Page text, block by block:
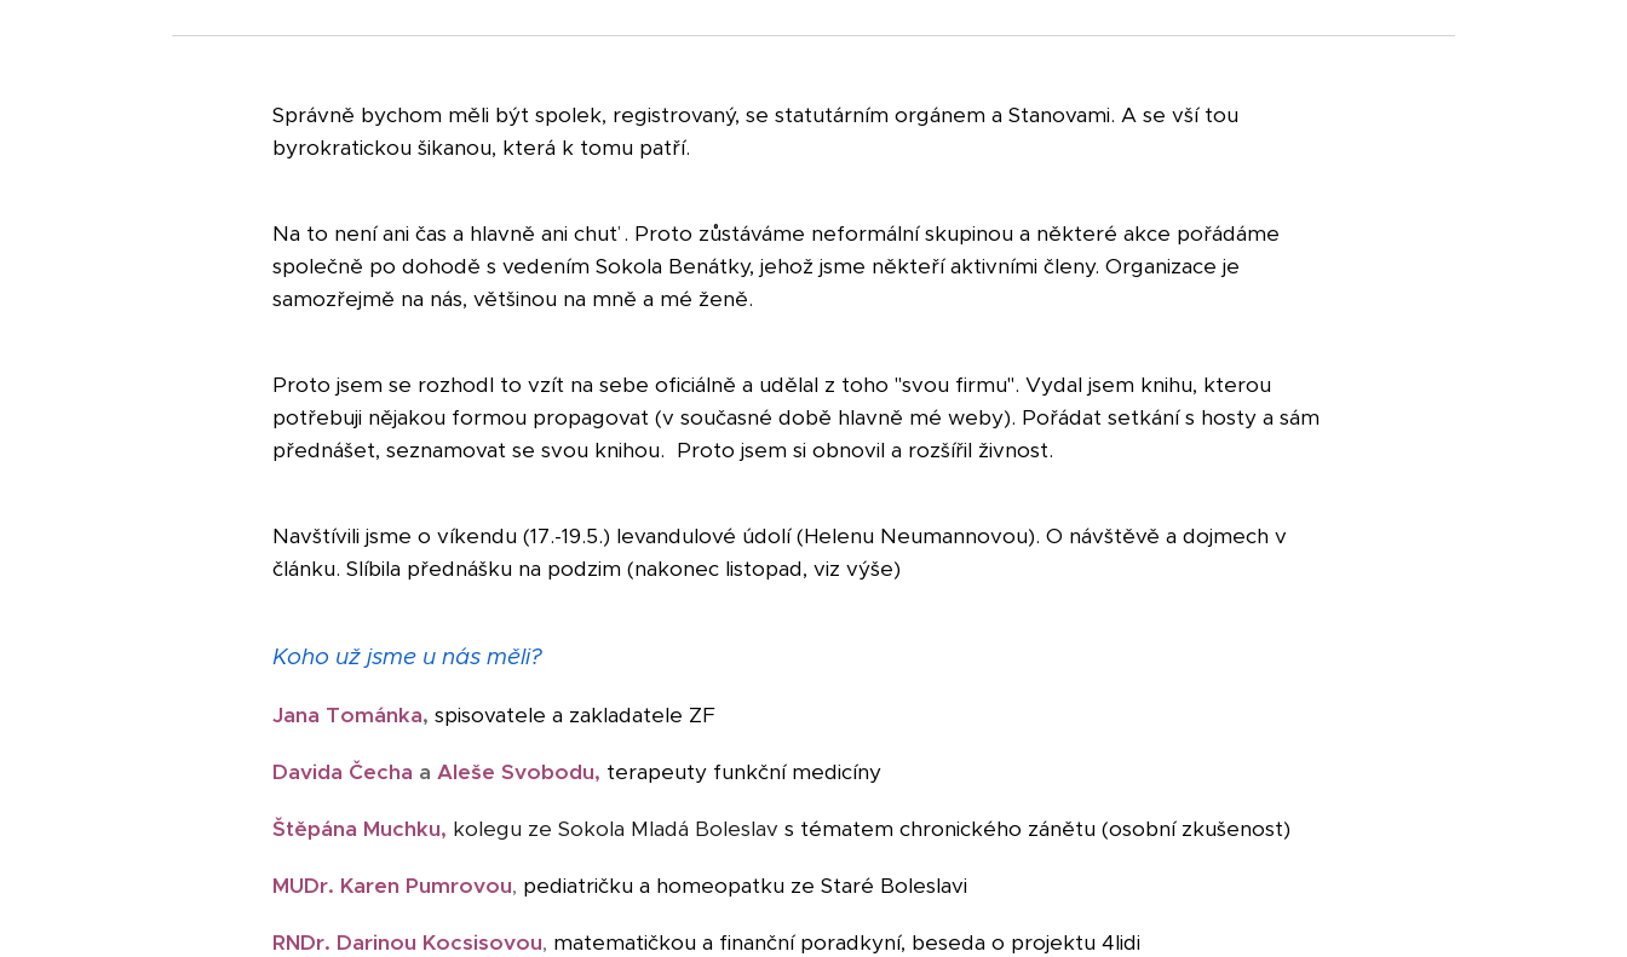
Správně bychom měli být spolek, registrovaný, se statutárním orgánem a Stanovami. A se vší tou
byrokratickou šikanou, která k tomu patří.
Na to není ani čas a hlavně ani chuť . Proto zůstáváme neformální skupinou a některé akce pořádáme
společně po dohodě s vedením Sokola Benátky, jehož jsme někteří aktivními členy. Organizace je
samozřejmě na nás, většinou na mně a mé ženě.
Proto jsem se rozhodl to vzít na sebe oficiálně a udělal z toho "svou firmu". Vydal jsem knihu, kterou
potřebuji nějakou formou propagovat (v současné době hlavně mé weby). Pořádat setkání s hosty a sám
přednášet, seznamovat se svou knihou. Proto jsem si obnovil a rozšířil živnost.
Navštívili jsme o víkendu (17.-19.5.) levandulové údolí (Helenu Neumannovou). O návštěvě a dojmech v
článku. Slíbila přednášku na podzim (nakonec listopad, viz výše)
Koho už jsme u nás měli?
Jana Tománka, spisovatele a zakladatele ZF
Davida Čecha a Aleše Svobodu, terapeuty funkční medicíny
Štěpána Muchku, kolegu ze Sokola Mladá Boleslav s tématem chronického zánětu (osobní zkušenost)
MUDr. Karen Pumrovou, pediatričku a homeopatku ze Staré Boleslavi
RNDr. Darinou Kocsisovou, matematičkou a finanční poradkyní, beseda o projektu 4lidi